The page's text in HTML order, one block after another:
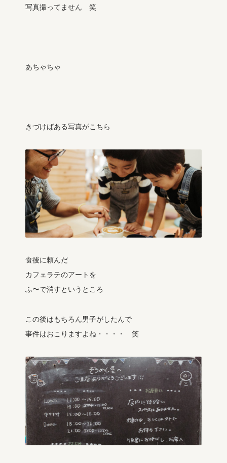
写真撮ってません 笑
あちゃちゃ
きづけばある写真がこちら
食後に頼んだ
カフェラテのアートを
ふ〜で消すというところ
この後はもちろん男子がしたんで
事件はおこりますよね・・・・ 笑